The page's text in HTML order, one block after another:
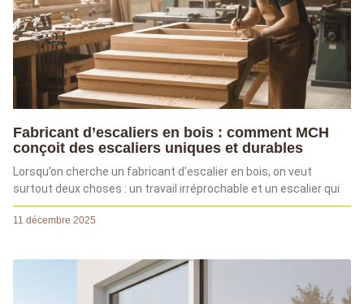
Fabricant d’escaliers en bois : comment MCH
conçoit des escaliers uniques et durables
Lorsqu’on cherche un fabricant d’escalier en bois, on veut
surtout deux choses : un travail irréprochable et un escalier qui
11 décembre 2025